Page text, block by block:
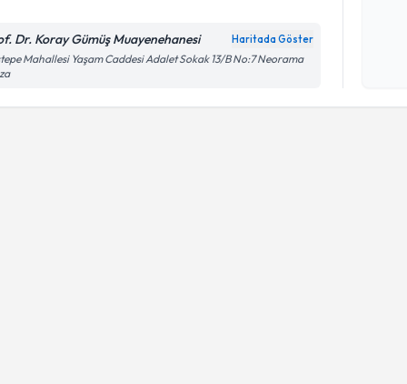
Dr. Koray Gümüş Muayenehanesi Haritada Göster
Mahallesi Yaşam Caddesi Adalet Sokak 13/B No:7 Neorama